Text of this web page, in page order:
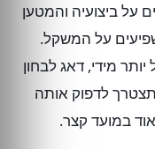
על ביצועיה והמטען
על המשקל.
מידי, דאג לבחון
לדפוק אותה
במועד קצר.